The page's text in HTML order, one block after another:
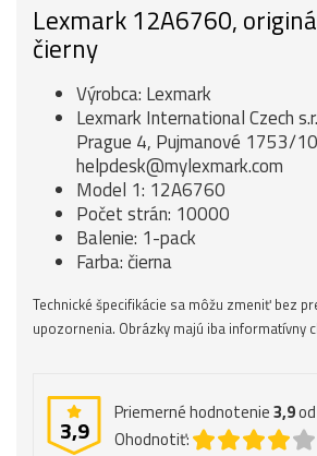
Lexmark 12A6760,
čierny
Výrobca: Lexmark
Lexmark International Czech
Prague 4, Pujmanové 1753/
helpdesk@mylexmark.com
Model 1: 12A6760
Počet strán: 10000
Balenie: 1-pack
Farba: čierna
Technické špecifikácie sa môžu zmeniť bez
upozornenia. Obrázky majú iba informatívny
3,9
Priemerné hodnotenie3,9od
Ohodnotiť: